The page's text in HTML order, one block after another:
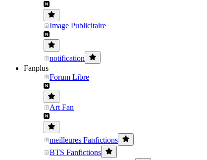
Image Publicitaire
notification
Fanplus
Forum Libre
Art Fan
meilleures Fanfictions
BTS Fanfictions